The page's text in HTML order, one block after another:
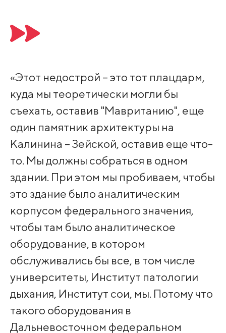
«Этот недострой – это тот плацдарм,
куда мы теоретически могли бы
съехать, оставив "Мавританию", еще
один памятник архитектуры на
Калинина – Зейской, оставив еще что-
то. Мы должны собраться в одном
здании. При этом мы пробиваем, чтобы
это здание было аналитическим
корпусом федерального значения,
чтобы там было аналитическое
оборудование, в котором
обслуживались бы все, в том числе
университеты, Институт патологии
дыхания, Институт сои, мы. Потому что
такого оборудования в
Дальневосточном федеральном